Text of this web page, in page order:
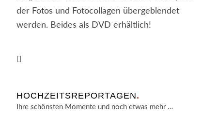
der Fotos und Fotocollagen übergeblendet
werden. Beides als DVD erhältlich!
HOCHZEITSREPORTAGEN.
Ihre schönsten Momente und noch etwas mehr …